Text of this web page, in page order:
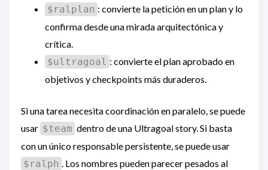
$ralplan : convierte la petición en un plan y lo
confirma desde una mirada arquitectónica y
crítica.
$ultragoal : convierte el plan aprobado en
objetivos y checkpoints más duraderos.
Si una tarea necesita coordinación en paralelo, se puede
usar $team dentro de una Ultragoal story. Si basta
con un único responsable persistente, se puede usar
$ralph . Los nombres pueden parecer pesados al